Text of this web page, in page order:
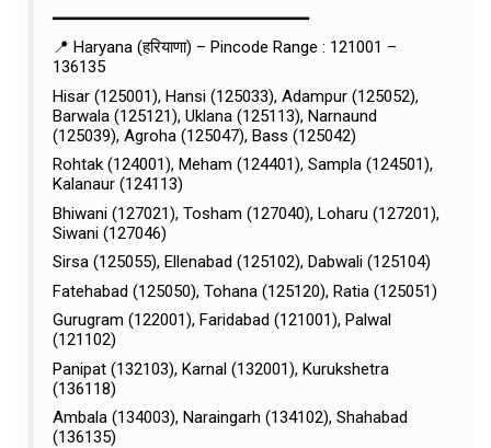
━━━━━━━━━━━━━━━━━━━━━━━━━━
📍 Haryana (हरियाणा) – Pincode Range : 121001 –
136135
Hisar (125001), Hansi (125033), Adampur (125052),
Barwala (125121), Uklana (125113), Narnaund
(125039), Agroha (125047), Bass (125042)
Rohtak (124001), Meham (124401), Sampla (124501),
Kalanaur (124113)
Bhiwani (127021), Tosham (127040), Loharu (127201),
Siwani (127046)
Sirsa (125055), Ellenabad (125102), Dabwali (125104)
Fatehabad (125050), Tohana (125120), Ratia (125051)
Gurugram (122001), Faridabad (121001), Palwal
(121102)
Panipat (132103), Karnal (132001), Kurukshetra
(136118)
Ambala (134003), Naraingarh (134102), Shahabad
(136135)